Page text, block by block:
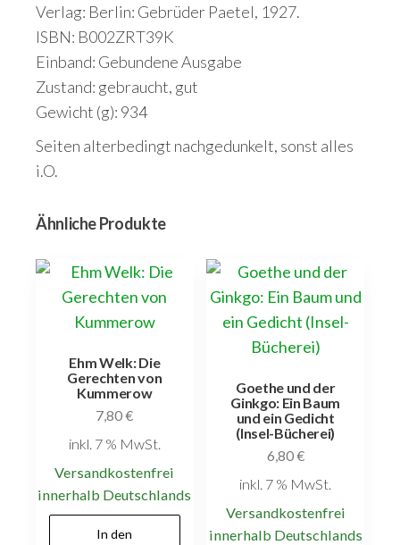
Verlag: Berlin: Gebrüder Paetel, 1927.
ISBN: B002ZRT39K
Einband: Gebundene Ausgabe
Zustand: gebraucht, gut
Gewicht (g): 934
Seiten alterbedingt nachgedunkelt, sonst alles
i.O.
Ähnliche Produkte
Ehm Welk: Die
Gerechten von
Kummerow
7,80€
inkl. 7 % MwSt.
Versandkostenfrei
innerhalb Deutschlands
In den
Goethe und der
Ginkgo: Ein Baum
und ein Gedicht
(Insel-Bücherei)
6,80€
inkl. 7 % MwSt.
Versandkostenfrei
innerhalb Deutschlands